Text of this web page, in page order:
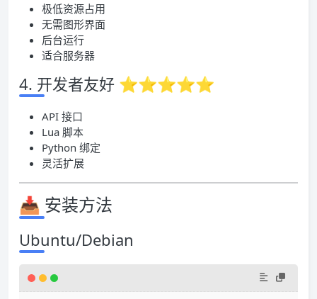
极低资源占用
无需图形界面
后台运行
适合服务器
4. 开发者友好 ⭐⭐⭐⭐⭐
API 接口
Lua 脚本
Python 绑定
灵活扩展
📥 安装方法
Ubuntu/Debian